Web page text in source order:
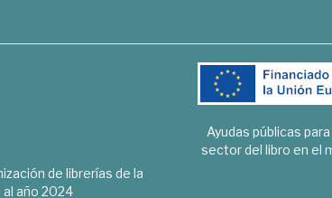
de librerías de la
año 2024
Ayudas públicas
sector del libro en el